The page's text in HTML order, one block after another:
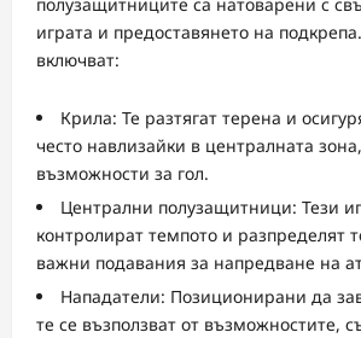
играта и предоставянето на
включват:
Крила: Те разтягат терена и
често навлизайки в централната
възможности за гол.
Централни полузащитници: Тези
контролират темпото и разпределят
важни подавания за напредване на
Нападатели: Позиционирани да
те се възползват от възможностите,